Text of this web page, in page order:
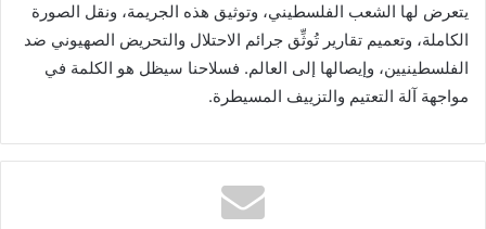
يتعرض لها الشعب الفلسطيني، وتوثيق هذه الجريمة، ونقل الصورة
الكاملة، وتعميم تقارير تُوثِّق جرائم الاحتلال والتحريض الصهيوني ضد
الفلسطينيين، وإيصالها إلى العالم. فسلاحنا سيظل هو الكلمة في
مواجهة آلة التعتيم والتزييف المسيطرة.